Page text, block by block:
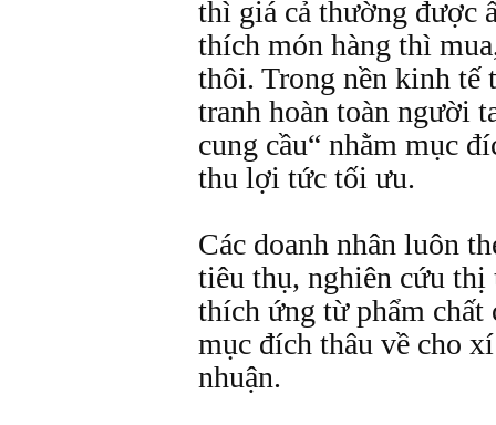
thì giá cả thường được
thích món hàng thì
thôi. Trong nền kinh tế
tranh hoàn toàn người
cung cầu“ nhằm mục
thu lợi tức tối ưu.
Các doanh nhân luôn
tiêu thụ, nghiên cứu thị
thích ứng từ phẩm
mục đích thâu về cho
nhuận.